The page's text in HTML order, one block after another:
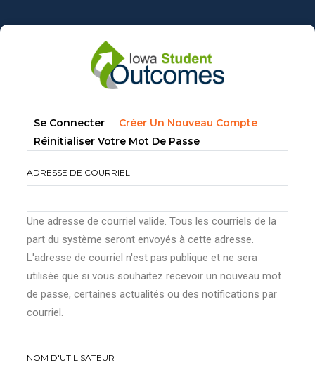
au
Onglets
principaux
Se Connecter Créer Un Nouveau Compte
Réinitialiser Votre Mot De Passe
ADRESSE DE COURRIEL
Une adresse de courriel valide. Tous les courriels de la
part du système seront envoyés à cette adresse.
L'adresse de courriel n'est pas publique et ne sera
utilisée que si vous souhaitez recevoir un nouveau mot
de passe, certaines actualités ou des notifications par
courriel.
NOM D'UTILISATEUR